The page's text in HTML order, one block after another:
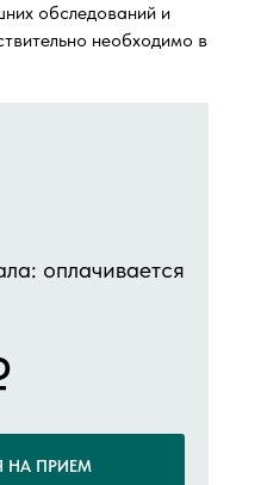
обследований и
необходимо в
оплачивается
НА ПРИЕМ